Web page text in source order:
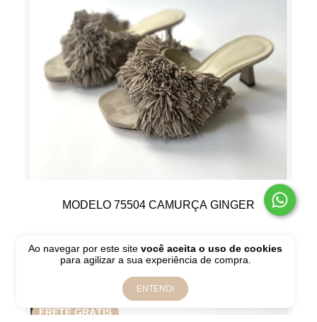
Ao navegar por este sitevocê aceita o uso de cookies
para agilizar a sua experiência de compra.
ENTENDI
MODELO 75504 CAMURÇA GINGER
R$2.190,00
10 x deR$219,00 sem juros
FRETE GRÁTIS